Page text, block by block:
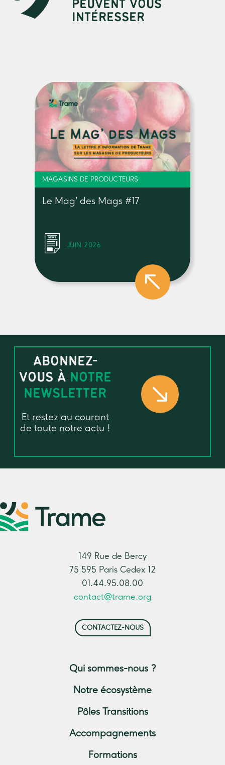
PEUVENT VOUS
INTÉRESSER
MAGASINS DE PRODUCTEURS
Le Mag’ des Mags #17
JUIN 2026
ABONNEZ-
VOUS À NOTRE
NEWSLETTER
Et restez au courant
de toute notre actu !
149 Rue de Bercy
75 595 Paris Cedex 12
01.44.95.08.00
contact@trame.org
CONTACTEZ-NOUS
Qui sommes-nous ?
Notre écosystème
Pôles Transitions
Accompagnements
Formations